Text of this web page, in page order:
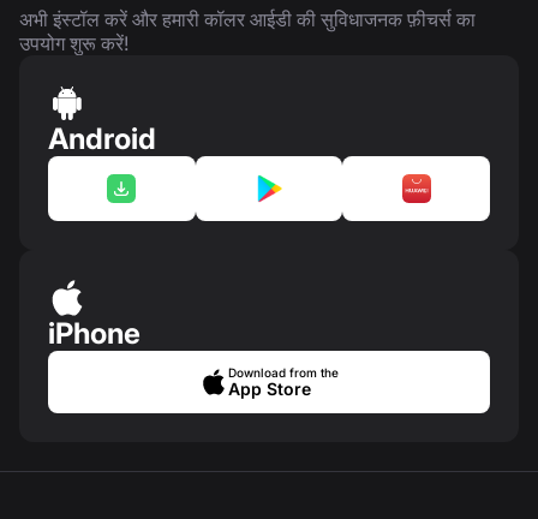
अभी इंस्टॉल करें और हमारी कॉलर आईडी की सुविधाजनक फ़ीचर्स का
उपयोग शुरू करें!
Android
iPhone
Download from the
App Store